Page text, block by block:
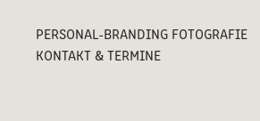
PERSONAL-BRANDING FOTOGRAFIE
KONTAKT & TERMINE